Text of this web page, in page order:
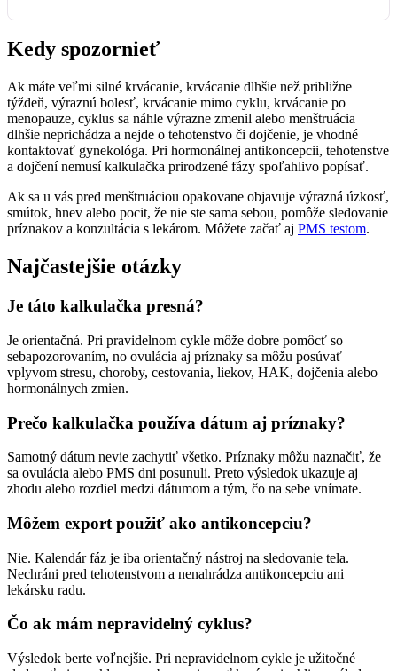
Kedy spozornieť
Ak máte veľmi silné krvácanie, krvácanie dlhšie než približne
týždeň, výraznú bolesť, krvácanie mimo cyklu, krvácanie po
menopauze, cyklus sa náhle výrazne zmenil alebo menštruácia
dlhšie neprichádza a nejde o tehotenstvo či dojčenie, je vhodné
kontaktovať gynekológa. Pri hormonálnej antikoncepcii, tehotenstve
a dojčení nemusí kalkulačka prirodzené fázy spoľahlivo popísať.
Ak sa u vás pred menštruáciou opakovane objavuje výrazná úzkosť,
smútok, hnev alebo pocit, že nie ste sama sebou, pomôže sledovanie
príznakov a konzultácia s lekárom. Môžete začať aj PMS testom.
Najčastejšie otázky
Je táto kalkulačka presná?
Je orientačná. Pri pravidelnom cykle môže dobre pomôcť so
sebapozorovaním, no ovulácia aj príznaky sa môžu posúvať
vplyvom stresu, choroby, cestovania, liekov, HAK, dojčenia alebo
hormonálnych zmien.
Prečo kalkulačka používa dátum aj príznaky?
Samotný dátum nevie zachytiť všetko. Príznaky môžu naznačiť, že
sa ovulácia alebo PMS dni posunuli. Preto výsledok ukazuje aj
zhodu alebo rozdiel medzi dátumom a tým, čo na sebe vnímate.
Môžem export použiť ako antikoncepciu?
Nie. Kalendár fáz je iba orientačný nástroj na sledovanie tela.
Nechráni pred tehotenstvom a nenahrádza antikoncepciu ani
lekársku radu.
Čo ak mám nepravidelný cyklus?
Výsledok berte voľnejšie. Pri nepravidelnom cykle je užitočné